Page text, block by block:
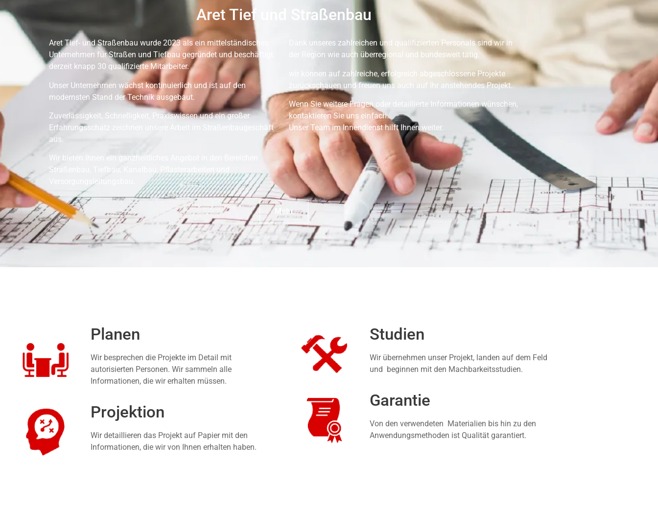
Aret Tief und Straßenbau
Aret Tief- und Straßenbau wurde 2023 als ein mittelständisches
Unternehmen für Straßen und Tiefbau gegründet und beschäftigt
derzeit knapp 30 qualifizierte Mitarbeiter.
Unser Unternehmen wächst kontinuierlich und ist auf den
modernsten Stand der Technik ausgebaut.
Zuverlässigkeit, Schnelligkeit, Praxiswissen und ein großer
Erfahrungsschatz zeichnen unsere Arbeit im Straßenbaugeschäft
aus.
Wir bieten Ihnen ein ganzheitliches Angebot in den Bereichen
Straßenbau, Tiefbau, Kanalbau, Pflasterarbeiten und
Versorgungsleitungsbau.
Dank unseres zahlreichen und qualifizierten Personals sind wir in
der Region wie auch überregional und bundesweit tätig.
wir können auf zahlreiche, erfolgreich abgeschlossene Projekte
zurückschauen und freuen uns auch auf Ihr anstehendes Projekt.
Wenn Sie weitere Fragen oder detaillierte Informationen wünschen,
kontaktieren Sie uns einfach.
Unser Team im Innendienst hilft Ihnen weiter.
Mehr
Planen
Wir besprechen die Projekte im Detail mit
autorisierten Personen. Wir sammeln alle
Informationen, die wir erhalten müssen.
Projektion
Wir detaillieren das Projekt auf Papier mit den
Informationen, die wir von Ihnen erhalten haben.
Studien
Wir übernehmen unser Projekt, landen auf dem Feld
und beginnen mit den Machbarkeitsstudien.
Garantie
Von den verwendeten Materialien bis hin zu den
Anwendungsmethoden ist Qualität garantiert.